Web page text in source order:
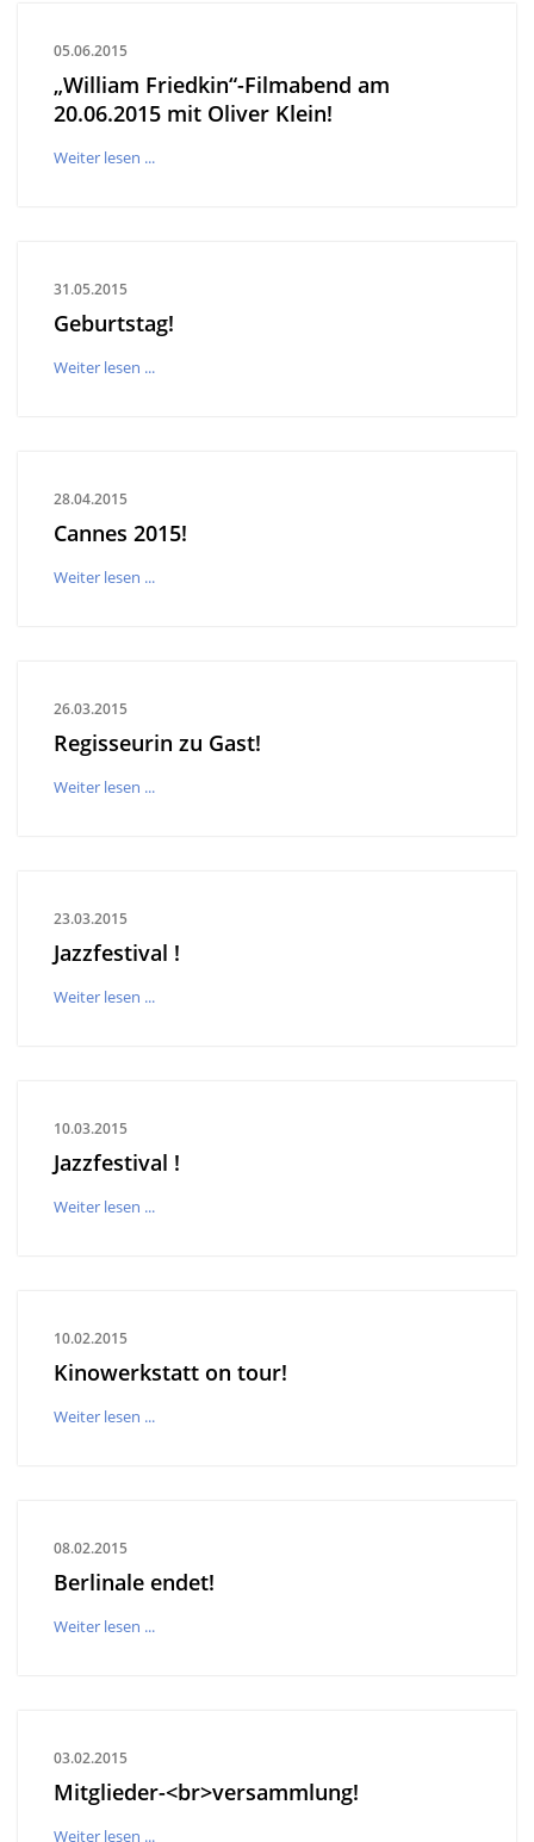
05.06.2015
„William Friedkin“-Filmabend am
20.06.2015 mit Oliver Klein!
Weiter lesen ...
31.05.2015
Geburtstag!
Weiter lesen ...
28.04.2015
Cannes 2015!
Weiter lesen ...
26.03.2015
Regisseurin zu Gast!
Weiter lesen ...
23.03.2015
Jazzfestival !
Weiter lesen ...
10.03.2015
Jazzfestival !
Weiter lesen ...
10.02.2015
Kinowerkstatt on tour!
Weiter lesen ...
08.02.2015
Berlinale endet!
Weiter lesen ...
03.02.2015
Mitglieder-<br>versammlung!
Weiter lesen ...